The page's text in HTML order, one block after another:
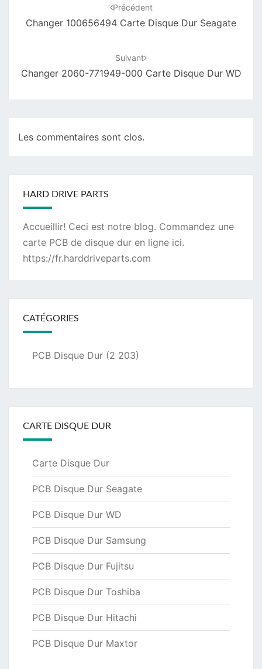
Précédent
Changer 100656494 Carte Disque Dur Seagate
Suivant
Changer 2060-771949-000 Carte Disque Dur WD
Les commentaires sont clos.
HARD DRIVE PARTS
Accueillir! Ceci est notre blog. Commandez une
carte PCB de disque dur en ligne ici.
https://fr.harddriveparts.com
CATÉGORIES
PCB Disque Dur (2 203)
CARTE DISQUE DUR
Carte Disque Dur
PCB Disque Dur Seagate
PCB Disque Dur WD
PCB Disque Dur Samsung
PCB Disque Dur Fujitsu
PCB Disque Dur Toshiba
PCB Disque Dur Hitachi
PCB Disque Dur Maxtor